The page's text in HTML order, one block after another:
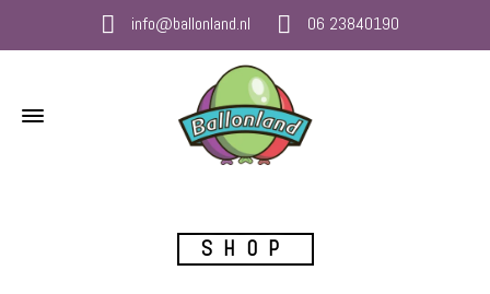
info@ballonland.nl 06 23840190
SHOP